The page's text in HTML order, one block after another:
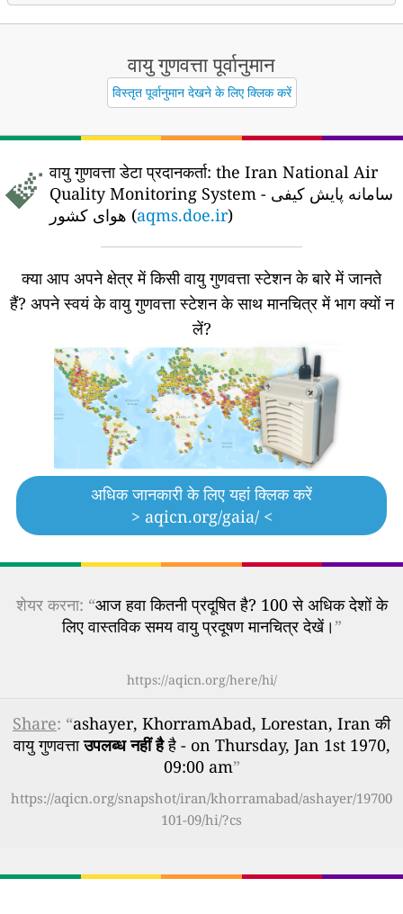
वायु गुणवत्ता पूर्वानुमान
विस्तृत पूर्वानुमान देखने के लिए क्लिक करें
वायु गुणवत्ता डेटा प्रदानकर्ता: the Iran National Air
Quality Monitoring System - سامانه پایش کیفی
هوای کشور (aqms.doe.ir)
क्या आप अपने क्षेत्र में किसी वायु गुणवत्ता स्टेशन के बारे में जानते
हैं? अपने स्वयं के वायु गुणवत्ता स्टेशन के साथ मानचित्र में भाग क्यों न
लें?
अधिक जानकारी के लिए यहां क्लिक करें
> aqicn.org/gaia/ <
शेयर करना: “आज हवा कितनी प्रदूषित है? 100 से अधिक देशों के
लिए वास्तविक समय वायु प्रदूषण मानचित्र देखें।”
https://aqicn.org/here/hi/
Share: “ashayer, KhorramAbad, Lorestan, Iran की
वायु गुणवत्ताउपलब्ध नहीं हैहै - on Thursday, Jan 1st 1970,
09:00 am”
https://aqicn.org/snapshot/iran/khorramabad/ashayer/19700
101-09/hi/?cs